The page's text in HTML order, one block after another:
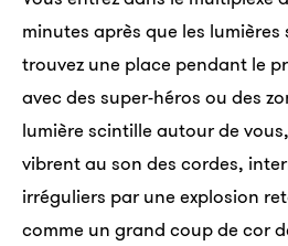
minutes après que les lumières
trouvez une place pendant le
avec des super-héros ou des
lumière scintille autour de
vibrent au son des cordes,
irréguliers par une explosion
comme un grand coup de cor